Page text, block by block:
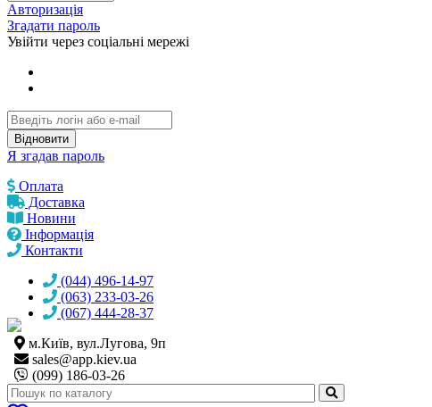
Авторизація
Згадати пароль
Увійти через соціальні мережі
Відновити
Я згадав пароль
Оплата
Доставка
Новини
Інформація
Контакти
(044) 496-14-97
(063) 233-03-26
(067) 444-28-37
м.Київ, вул.Лугова, 9п
sales@app.kiev.ua
(099) 186-03-26